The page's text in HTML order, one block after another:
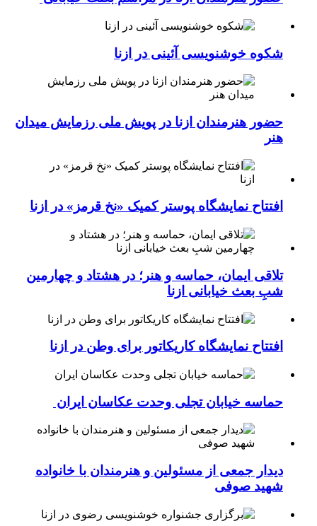
شکوه خوشنویسی آئینی در ازنا
حضور هنرمندان ازنا در پویش ملی رزمایش میدان
هنر
افتتاح نمایشگاه پوستر کمیک «نخ قرمز» در ازنا
تلاقی ایمان، حماسه و هنر؛ در هشتاد و چهارمین
شبِ بعث خیابانی ازنا
افتتاح نمایشگاه کاریکاتور برای وطن در ازنا
حماسه خیابان تجلی وحدت عکاسان ایران
دیدار جمعی از مسئولین و هنرمندان با خانواده
شهید صوفی